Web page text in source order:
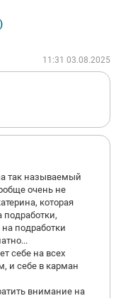
11:31 03.08.2025
так называемый
очень не
которая
подработки,
подработки
себе на всех
и себе в карман
внимание на